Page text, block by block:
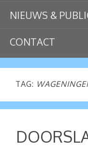
NIEUWS &
CONTACT
TAG: